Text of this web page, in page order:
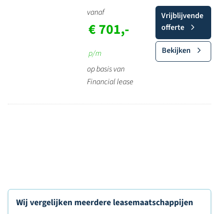
vanaf
€ 701,-
p/m
op basis van
Financial lease
Vrijblijvende
offerte
Bekijken
Wij vergelijken meerdere leasemaatschappijen